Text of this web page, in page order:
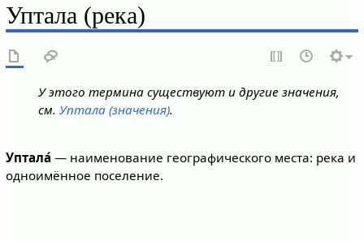
Уптала (река)
У этого термина существуют и другие значения,
см. Уптала (значения).
Уптала́ — наименование географического места: река и
одноимённое поселение.